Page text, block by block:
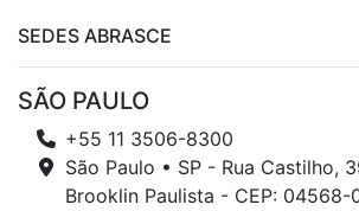
SEDES ABRASCE
SÃO PAULO
+55 11 3506-8300
São Paulo • SP - Rua Castilho,
Brooklin Paulista - CEP: 04568-